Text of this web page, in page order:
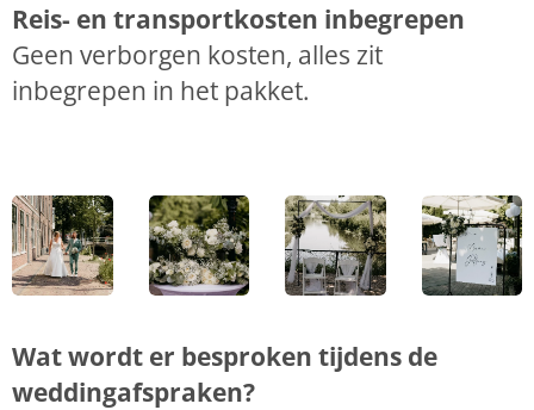
Reis- en transportkosten inbegrepen
Geen verborgen kosten, alles zit
inbegrepen in het pakket.
Wat wordt er besproken tijdens de
weddingafspraken?